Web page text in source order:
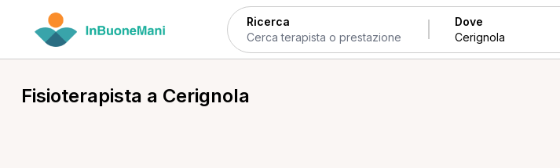
Ricerca Dove
Fisioterapista a Cerignola